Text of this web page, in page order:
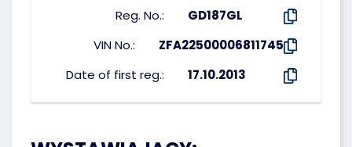
Reg. No.:
GD187GL
VIN No.:
ZFA22500006811745
Date of first reg.:
17.10.2013